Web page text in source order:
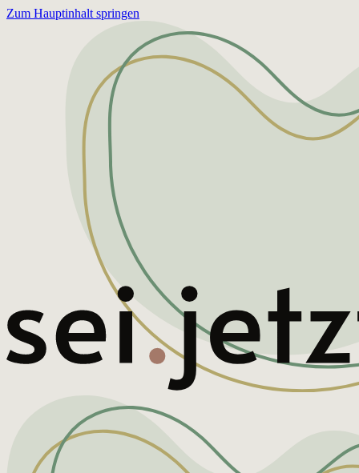
Zum Hauptinhalt springen